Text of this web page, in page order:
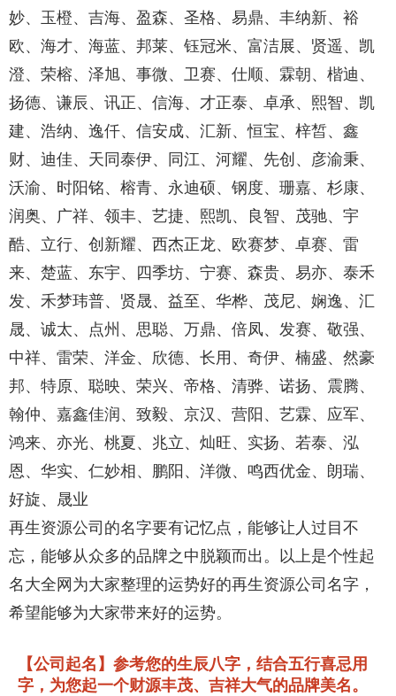
妙、玉橙、吉海、盈森、圣格、易鼎、丰纳新、裕
欧、海才、海蓝、邦莱、钰冠米、富洁展、贤遥、凯
澄、荣榕、泽旭、事微、卫赛、仕顺、霖朝、楷迪、
扬德、谦辰、讯正、信海、才正泰、卓承、熙智、凯
建、浩纳、逸仟、信安成、汇新、恒宝、梓皙、鑫
财、迪佳、天同泰伊、同江、河耀、先创、彦渝秉、
沃渝、时阳铭、榕青、永迪硕、钢度、珊嘉、杉康、
润奥、广祥、领丰、艺捷、熙凯、良智、茂驰、宇
酷、立行、创新耀、西杰正龙、欧赛梦、卓赛、雷
来、楚蓝、东宇、四季坊、宁赛、森贵、易亦、泰禾
发、禾梦玮普、贤晟、益至、华桦、茂尼、娴逸、汇
晟、诚太、点州、思聪、万鼎、倍凤、发赛、敬强、
中祥、雷荣、洋金、欣德、长用、奇伊、楠盛、然豪
邦、特原、聪映、荣兴、帝格、清骅、诺扬、震腾、
翰仲、嘉鑫佳润、致毅、京汉、营阳、艺霖、应军、
鸿来、亦光、桃夏、兆立、灿旺、实扬、若泰、泓
恩、华实、仁妙相、鹏阳、洋微、鸣西优金、朗瑞、
好旋、晟业
再生资源公司的名字要有记忆点，能够让人过目不
忘，能够从众多的品牌之中脱颖而出。以上是个性起
名大全网为大家整理的运势好的再生资源公司名字，
希望能够为大家带来好的运势。
【公司起名】参考您的生辰八字，结合五行喜忌用
字，为您起一个财源丰茂、吉祥大气的品牌美名。